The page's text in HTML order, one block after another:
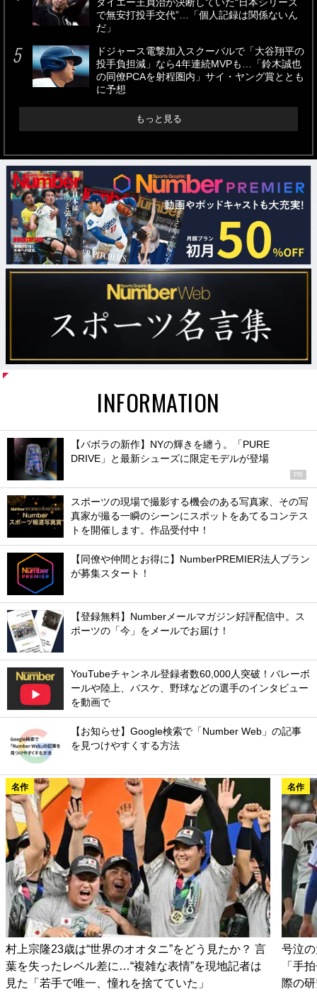
ダイエー王貞治が決断していた“日本シリーズ
で無安打投手交代”…「個人記録は関係ないん
だ」
ドジャース電撃加入スクーバルで「大谷翔平の
投手負担減」なら4年連続MVPも…「鈴木誠也
の同僚PCAを射程圏内」サイ・ヤング賞ととも
に予想
もっと見る
INFORMATION
【バボラの新作】NYの輝きを纏う。「PURE
DRIVE」と最新シューズに限定モデルが登場
PR
スポーツの現場で撮影する機会のある写真家、その写
真家が撮る一瞬のシーンにスポットをあてるコンテス
トを開催します。作品受付中！
【同僚や仲間とお得に】NumberPREMIER法人プラン
が募集スタート！
【登録無料】Numberメールマガジン好評配信中。ス
ポーツの「今」をメールでお届け！
YouTubeチャンネル登録者数60,000人突破！バレーボ
ールや陸上、バスケ、野球などの選手のインタビュー
を動画で
【お知らせ】Google検索で「Number Web」の記事
を見つけやすくする方法
名作
村上宗隆23歳は“世界のオオタニ”をどう見たか？ 言
葉を失ったレベル差に…“複雑な表情”を現地記者は
見た「若手で唯一、憧れを捨てていた」
名作
号泣
「手
際の